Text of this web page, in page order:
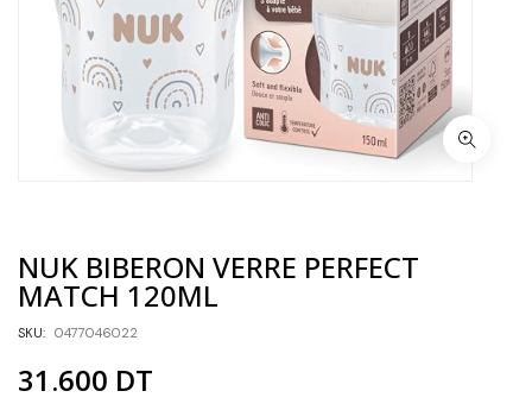
NUK BIBERON VERRE PERFECT
MATCH 120ML
SKU: 0477046022
31.600 DT